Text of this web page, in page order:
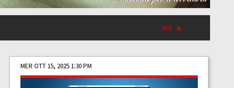
RSS
MER OTT 15, 2025 1:30 PM